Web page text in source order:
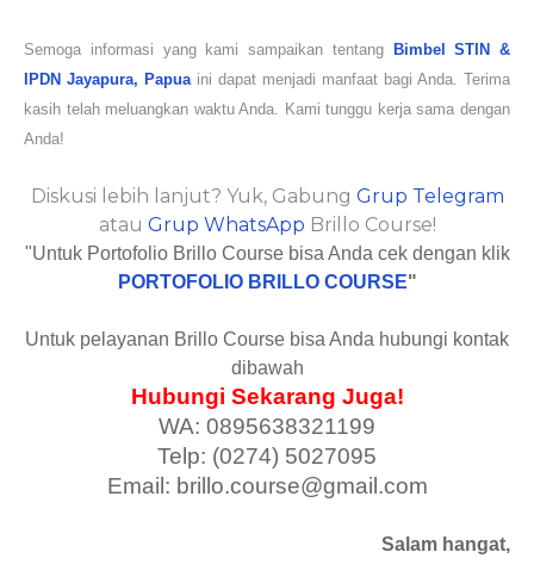
Semoga informasi yang kami sampaikan tentang
Bimbel STIN &
IPDN Jayapura, Papua ini dapat menjadi manfaat bagi Anda. Terima
kasih telah meluangkan waktu Anda. Kami tunggu kerja sama dengan
Anda!
Diskusi lebih lanjut? Yuk, Gabung Grup Telegram
atau Grup WhatsApp Brillo Course!
"Untuk Portofolio Brillo Course bisa Anda cek dengan klik
PORTOFOLIO BRILLO COURSE"
Untuk pelayanan Brillo Course bisa Anda hubungi kontak
dibawah
Hubungi Sekarang Juga!
WA: 0895638321199
Telp: (0274) 5027095
Email: brillo.course@gmail.com
Salam hangat,